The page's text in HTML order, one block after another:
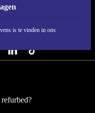
is te vinden in ons
RETHINK NEW.